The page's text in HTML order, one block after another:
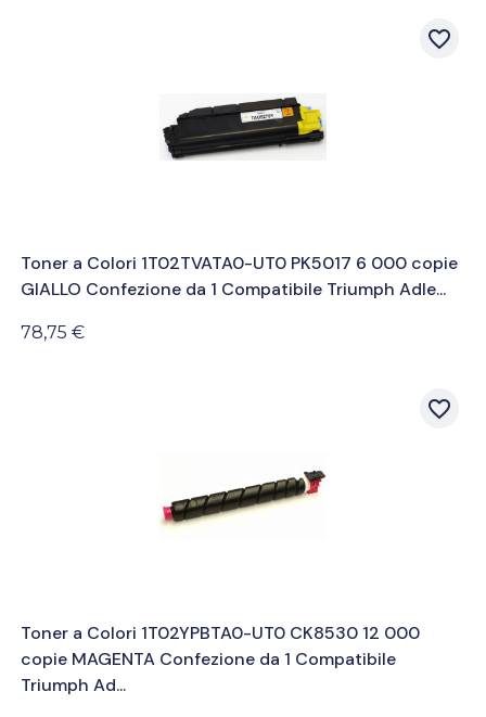
favorite_border
Toner a Colori 1T02TVATA0-UT0 PK5017 6 000 copie
GIALLO Confezione da 1 Compatibile Triumph Adle...
78,75 €
favorite_border
Toner a Colori 1T02YPBTA0-UT0 CK8530 12 000
copie MAGENTA Confezione da 1 Compatibile
Triumph Ad...